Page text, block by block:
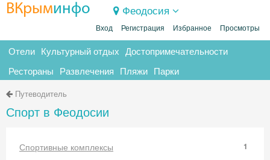
ВКрыминфо Феодосия
Вход Регистрация Избранное Просмотры
Отели Культурный отдых Достопримечательности
Рестораны Развлечения Пляжи Парки
Путеводитель
Спорт в Феодосии
Спортивные комплексы 1